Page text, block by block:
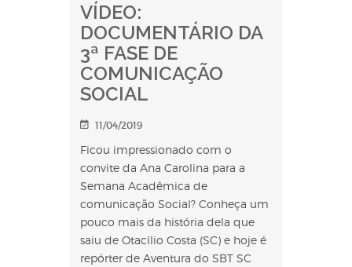
VÍDEO:
DOCUMENTÁRIO DA
3ª FASE DE
COMUNICAÇÃO
SOCIAL
11/04/2019
Ficou impressionado com o
convite da Ana Carolina para a
Semana Acadêmica de
comunicação Social? Conheça um
pouco mais da história dela que
saiu de Otacílio Costa (SC) e hoje é
repórter de Aventura do SBT SC